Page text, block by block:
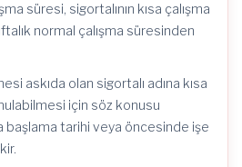
süresi, sigortalının kısa çalışma
normal çalışma süresinden
askıda olan sigortalı adına kısa
için söz konusu
başlama tarihi veya öncesinde işe